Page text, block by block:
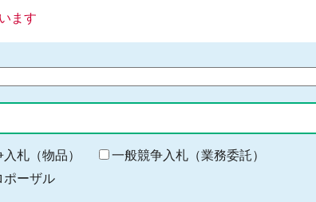
ます
札（物品）
一般競争入札（業務委託）
ポーザル